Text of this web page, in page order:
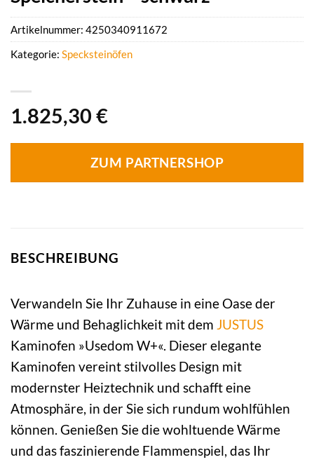
1.825,30 €
ZUM PARTNERSHOP
Artikelnummer: 4250340911672
Kategorie: Specksteinöfen
BESCHREIBUNG
Verwandeln Sie Ihr Zuhause in eine Oase der
Wärme und Behaglichkeit mit dem JUSTUS
Kaminofen »Usedom W+«. Dieser elegante
Kaminofen vereint stilvolles Design mit
modernster Heiztechnik und schafft eine
Atmosphäre, in der Sie sich rundum wohlfühlen
können. Genießen Sie die wohltuende Wärme
und das faszinierende Flammenspiel, das Ihr